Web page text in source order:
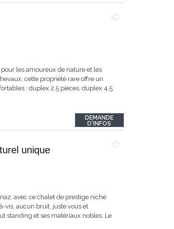
les amoureux de nature et les
cette propriété rare offre un
: duplex 2,5 pièces, duplex 4,5
DEMANDE
D'INFOS
unique
avec ce chalet de prestige niché
vis, aucun bruit, juste vous et
standing et ses matériaux nobles. Le